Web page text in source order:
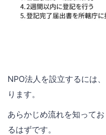
NPO法人を設立するには
ります。
あらかじめ流れを知って
るはずです。